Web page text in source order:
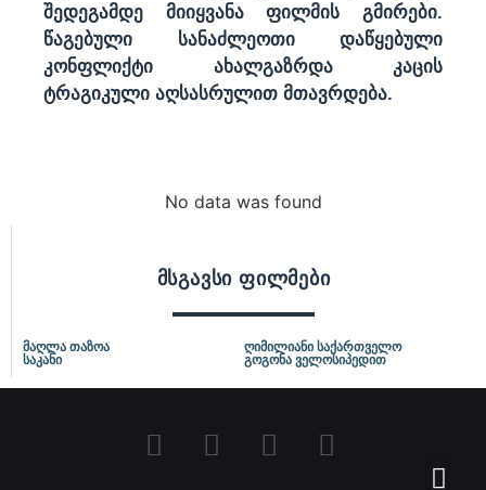
შედეგამდე მიიყვანა ფილმის გმირები.
წაგებული სანაძლეოთი დაწყებული
კონფლიქტი ახალგაზრდა კაცის
ტრაგიკული აღსასრულით მთავრდება.
No data was found
მსგავსი ფილმები
მაღლა თაზოა
ღიმილიანი საქართველო
საკანი
გოგონა ველოსიპედით